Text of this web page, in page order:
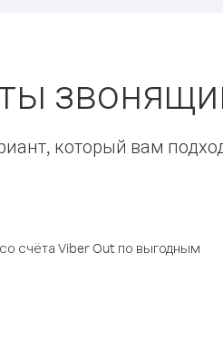
который вам
счёта Viber Out по выгодным